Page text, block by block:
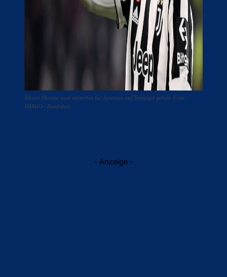
Álvaro Morata wird weiterhin für Juventus auf Torejagd gehen. Foto:
IMAGO / Insidefoto
- Anzeige -